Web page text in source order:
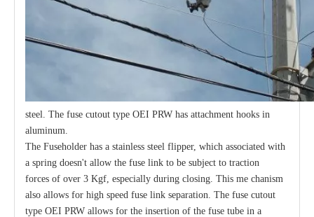
steel. The fuse cutout type OEI PRW has attachment hooks in
aluminum.
The Fuseholder has a stainless steel flipper, which associated with
a spring doesn't allow the fuse link to be subject to traction
forces of over 3 Kgf, especially during closing. This me chanism
also allows for high speed fuse link separation. The fuse cutout
type OEI PRW allows for the insertion of the fuse tube in a